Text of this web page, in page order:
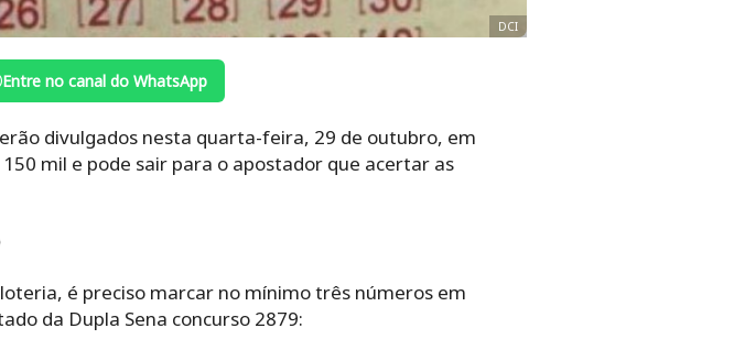
DCI
Entre no canal do WhatsApp
divulgados nesta quarta-feira, 29 de outubro, em
mil e pode sair para o apostador que acertar as
é preciso marcar no mínimo três números em
da Dupla Sena concurso 2879: